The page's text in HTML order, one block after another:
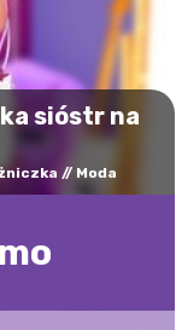
sióstr na
Moda